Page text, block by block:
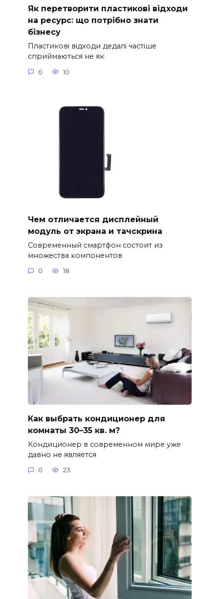
Як перетворити пластикові відходи
на ресурс: що потрібно знати
бізнесу
Пластикові відходи дедалі частіше
сприймаються не як
0 10
Чем отличается дисплейный
модуль от экрана и тачскрина
Современный смартфон состоит из
множества компонентов
0 18
Как выбрать кондиционер для
комнаты 30–35 кв. м?
Кондиционер в современном мире уже
давно не является
0 23